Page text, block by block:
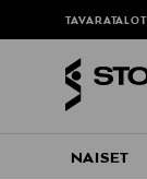
NAISET